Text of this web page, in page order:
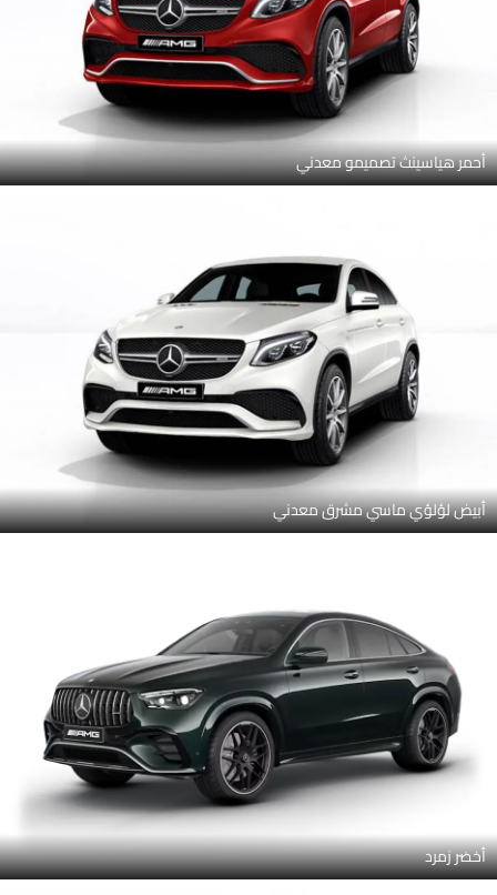
أحمر هياسينث تصميمو معدني
أبيض لؤلؤي ماسي مشرق معدني
أخضر زمرد